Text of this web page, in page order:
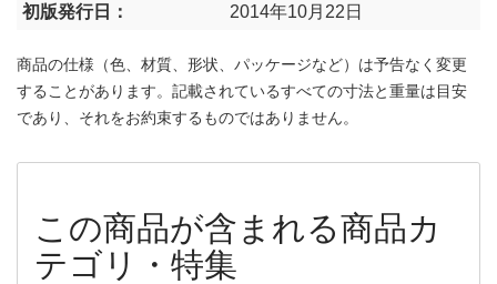
初版発行日：
2014年10月22日
商品の仕様（色、材質、形状、パッケージなど）は予告なく変更
することがあります。記載されているすべての寸法と重量は目安
であり、それをお約束するものではありません。
この商品が含まれる商品カ
テゴリ・特集